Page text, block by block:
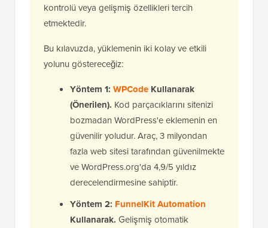
kontrolü veya gelişmiş özellikleri tercih
etmektedir.
Bu kılavuzda, yüklemenin iki kolay ve etkili
yolunu göstereceğiz:
Yöntem 1: WPCode Kullanarak
(Önerilen). Kod parçacıklarını sitenizi
bozmadan WordPress'e eklemenin en
güvenilir yoludur. Araç, 3 milyondan
fazla web sitesi tarafından güvenilmekte
ve WordPress.org'da 4,9/5 yıldız
derecelendirmesine sahiptir.
Yöntem 2: FunnelKit Automation
Kullanarak. Gelişmiş otomatik